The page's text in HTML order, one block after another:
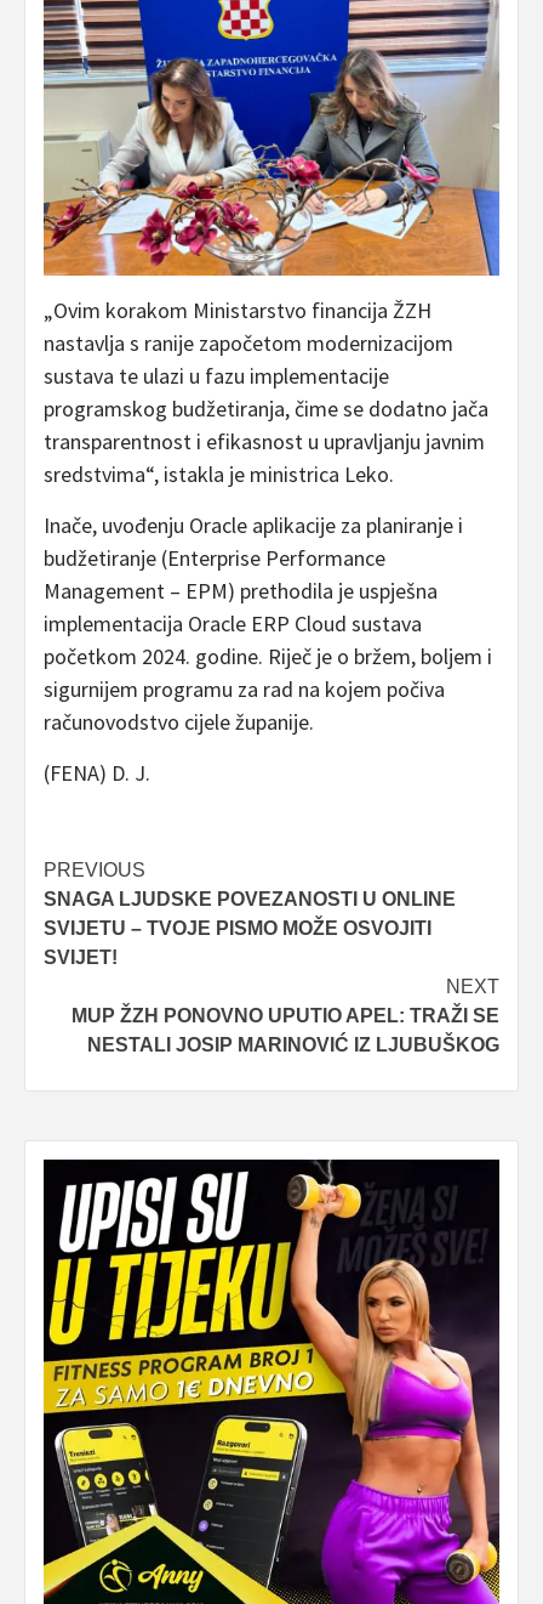
„Ovim korakom Ministarstvo financija ŽZH
nastavlja s ranije započetom modernizacijom
sustava te ulazi u fazu implementacije
programskog budžetiranja, čime se dodatno jača
transparentnost i efikasnost u upravljanju javnim
sredstvima“, istakla je ministrica Leko.
Inače, uvođenju Oracle aplikacije za planiranje i
budžetiranje (Enterprise Performance
Management – EPM) prethodila je uspješna
implementacija Oracle ERP Cloud sustava
početkom 2024. godine. Riječ je o bržem, boljem i
sigurnijem programu za rad na kojem počiva
računovodstvo cijele županije.
(FENA) D. J.
Post
navigation
PREVIOUS
SNAGA LJUDSKE POVEZANOSTI U ONLINE
SVIJETU – TVOJE PISMO MOŽE OSVOJITI
SVIJET!
NEXT
MUP ŽZH PONOVNO UPUTIO APEL: TRAŽI SE
NESTALI JOSIP MARINOVIĆ IZ LJUBUŠKOG